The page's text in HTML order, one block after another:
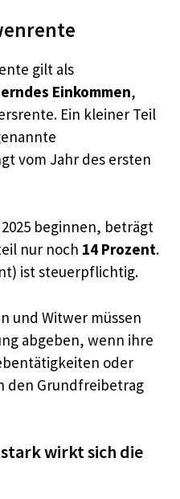
gilt als
Einkommen,
Ein kleiner Teil
vom Jahr des ersten
beginnen, beträgt
nur noch 14 Prozent.
ist steuerpflichtig.
und Witwer müssen
abgeben, wenn ihre
oder
den Grundfreibetrag
wirkt sich die